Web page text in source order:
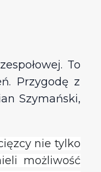
To
Przygodę z
Szymański,
nie tylko
możliwość